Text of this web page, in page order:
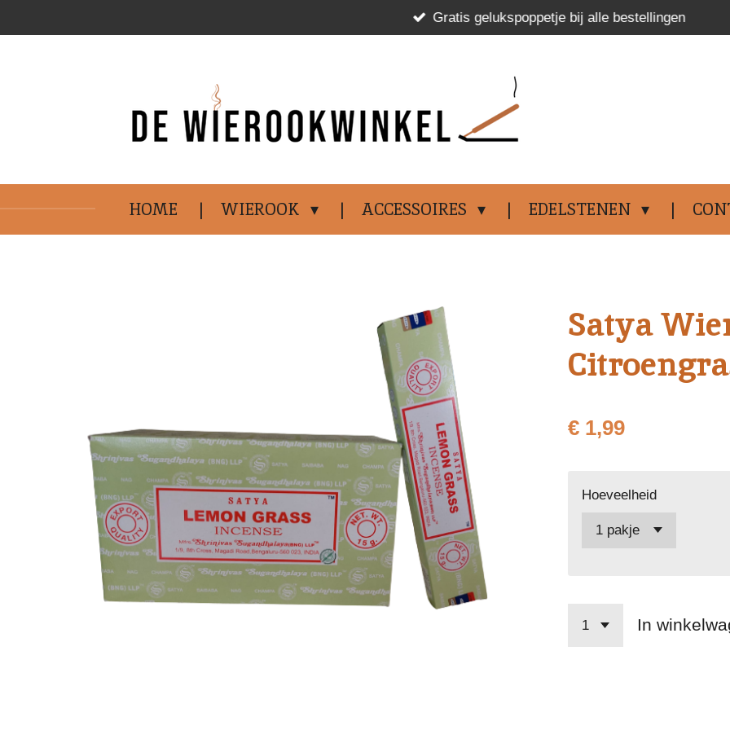
direct
Gratis gelukspoppetje bij alle bestellingen
HOME WIEROOK ACCESSOIRES EDELSTENEN
Satya
€ 1,99
Hoeveelheid
In